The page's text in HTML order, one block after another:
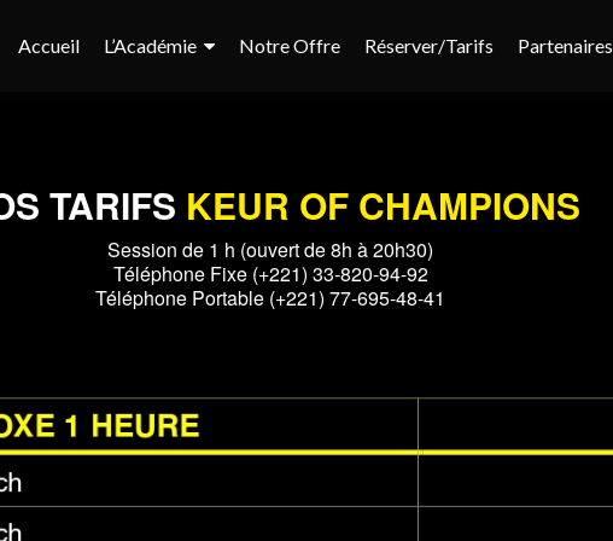
Accueil L’Académie Notre Offre Réserver/Tarifs Partenaires
TARIFS KEUR OF CHAMPIONS
Session de 1 h (ouvert de 8h à 20h30)
Téléphone Fixe (+221) 33-820-94-92
Téléphone Portable (+221) 77-695-48-41